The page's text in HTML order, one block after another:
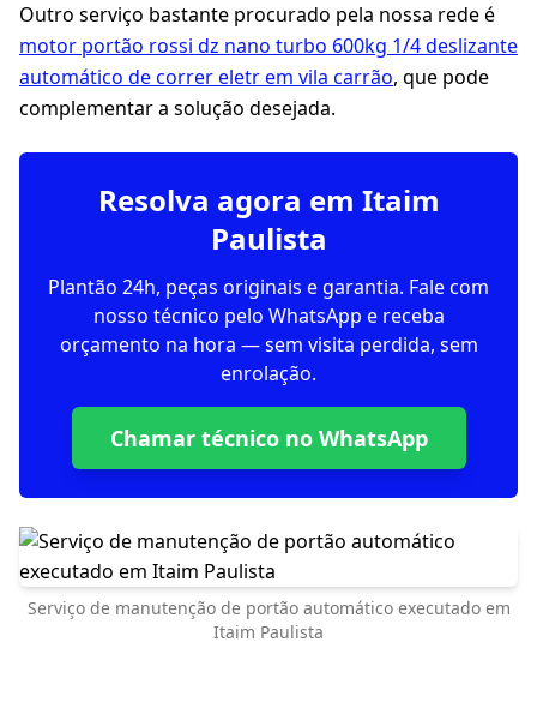
Outro serviço bastante procurado pela nossa rede é
motor portão rossi dz nano turbo 600kg 1/4 deslizante
automático de correr eletr em vila carrão, que pode
complementar a solução desejada.
Resolva agora em Itaim
Paulista
Plantão 24h, peças originais e garantia. Fale com
nosso técnico pelo WhatsApp e receba
orçamento na hora — sem visita perdida, sem
enrolação.
Chamar técnico no WhatsApp
Serviço de manutenção de portão automático executado em
Itaim Paulista